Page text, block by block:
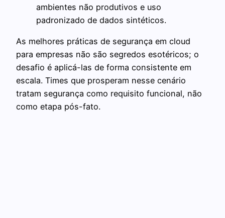
ambientes não produtivos e uso
padronizado de dados sintéticos.
As melhores práticas de segurança em cloud
para empresas não são segredos esotéricos; o
desafio é aplicá-las de forma consistente em
escala. Times que prosperam nesse cenário
tratam segurança como requisito funcional, não
como etapa pós-fato.